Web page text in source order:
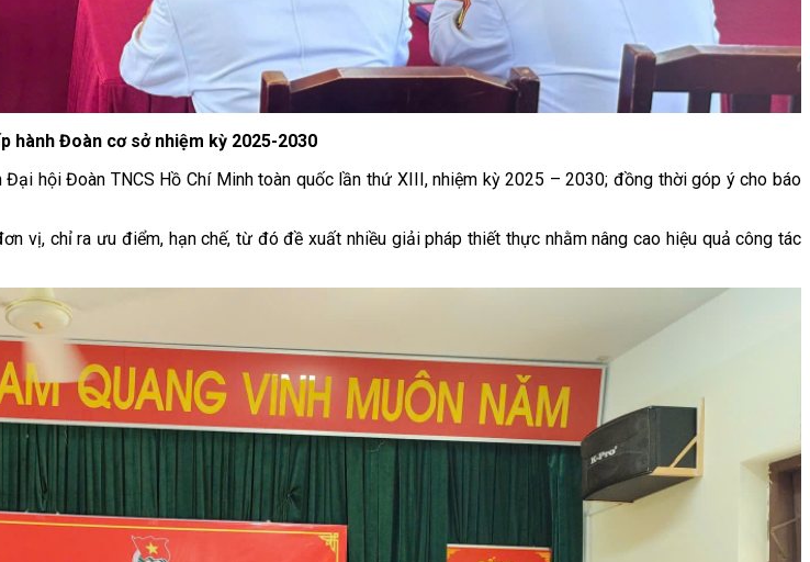
hành Đoàn cơ sở nhiệm kỳ 2025-2030
hội Đoàn TNCS Hồ Chí Minh toàn quốc lần thứ XIII, nhiệm kỳ 2025 – 2030; đồng thời góp ý cho báo
vị, chỉ ra ưu điểm, hạn chế, từ đó đề xuất nhiều giải pháp thiết thực nhằm nâng cao hiệu quả công tác